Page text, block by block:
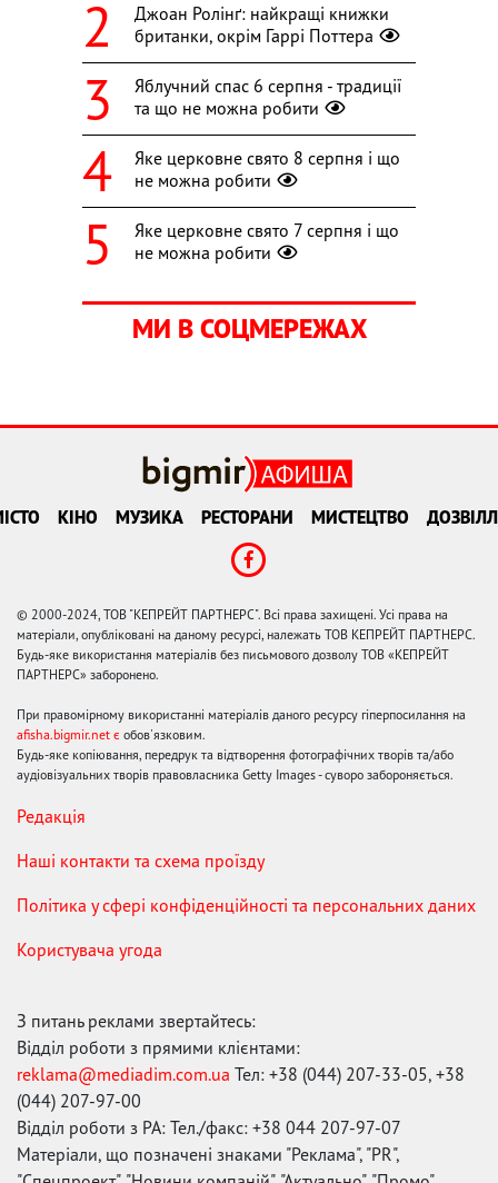
Джоан Ролінґ: найкращі книжки
британки, окрім Гаррі Поттера
Яблучний спас 6 серпня - традиції
та що не можна робити
Яке церковне свято 8 серпня і що
не можна робити
Яке церковне свято 7 серпня і що
не можна робити
МИ В СОЦМЕРЕЖАХ
КІНО МУЗИКА РЕСТОРАНИ МИСТЕЦТВО
© 2000-2024, ТОВ "КЕПРЕЙТ ПАРТНЕРС". Всі права захищені. Усі права на
матеріали, опубліковані на даному ресурсі, належать ТОВ КЕПРЕЙТ ПАРТНЕРС.
Будь-яке використання матеріалів без письмового дозволу ТОВ «КЕПРЕЙТ
ПАРТНЕРС» заборонено.
При правомірному використанні матеріалів даного ресурсу гіперпосилання на
afisha.bigmir.net є обов'язковим.
Будь-яке копіювання, передрук та відтворення фотографічних творів та/або
аудіовізуальних творів правовласника Getty Images - суворо забороняється.
Редакція
Наші контакти та схема проїзду
Політика у сфері конфіденційності та персональних даних
Користувача угода
З питань реклами звертайтесь:
Відділ роботи з прямими клієнтами:
reklama@mediadim.com.ua Тел: +38 (044) 207-33-05, +38
(044) 207-97-00
Відділ роботи з РА: Тел./факс: +38 044 207-97-07
Матеріали, що позначені знаками "Реклама", "PR",